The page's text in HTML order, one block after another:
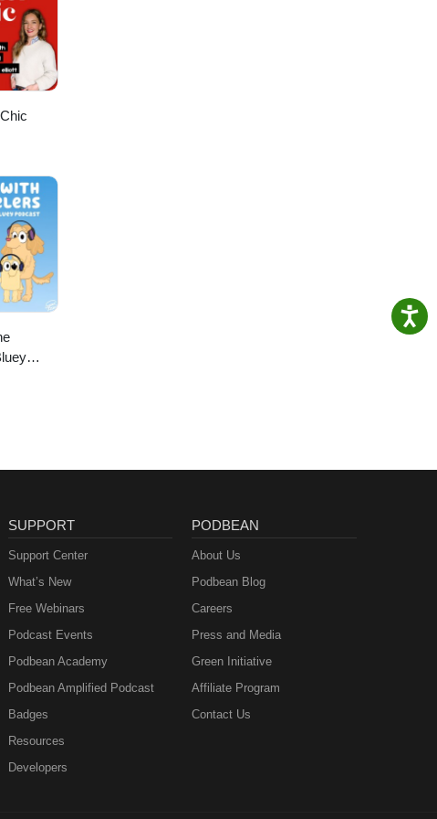
SUPPORT
Support Center
What’s New
Free Webinars
Podcast Events
Podbean Academy
Podbean Amplified Podcast
Badges
Resources
Developers
PODBEAN
About Us
Podbean Blog
Careers
Press and Media
Green Initiative
Affiliate Program
Contact Us